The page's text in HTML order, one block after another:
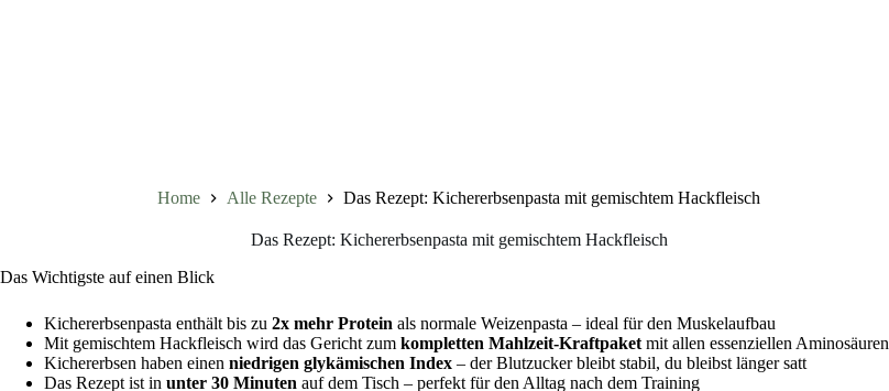
Home Alle Rezepte Das Rezept: Kichererbsenpasta mit gemischtem Hackfleisch
Das Rezept: Kichererbsenpasta mit gemischtem Hackfleisch
Das Wichtigste auf einen Blick
Kichererbsenpasta enthält bis zu 2x mehr Protein als normale Weizenpasta – ideal für den Muskelaufbau
Mit gemischtem Hackfleisch wird das Gericht zum kompletten Mahlzeit-Kraftpaket mit allen essenziellen Aminosäuren
Kichererbsen haben einen niedrigen glykämischen Index – der Blutzucker bleibt stabil, du bleibst länger satt
Das Rezept ist in unter 30 Minuten auf dem Tisch – perfekt für den Alltag nach dem Training